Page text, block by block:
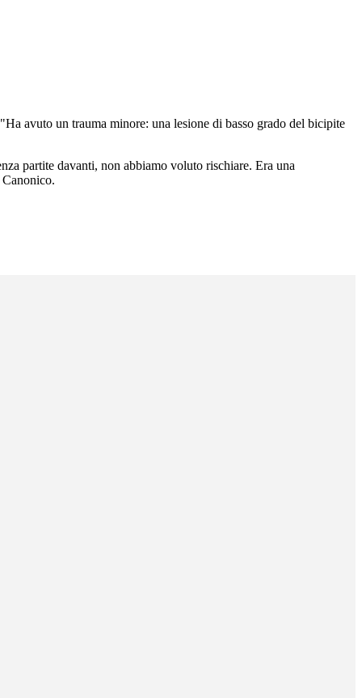
avuto un trauma minore: una lesione di basso grado del bicipite
partite davanti, non abbiamo voluto rischiare. Era una